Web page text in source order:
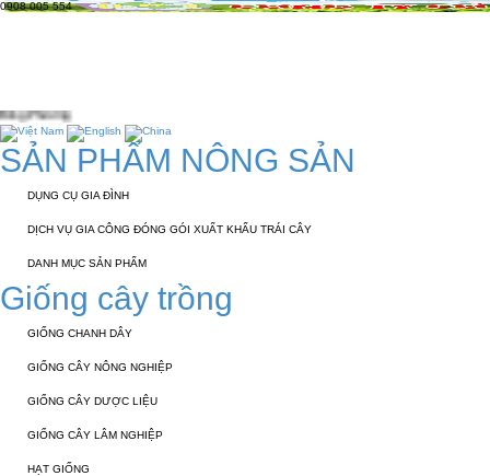
0908 005 554
SẢN PHẨM NÔNG SẢN
DỤNG CỤ GIA ĐÌNH
DỊCH VỤ GIA CÔNG ĐÓNG GÓI XUẤT KHẨU TRÁI CÂY
DANH MỤC SẢN PHẨM
Giống cây trồng
GIỐNG CHANH DÂY
GIỐNG CÂY NÔNG NGHIỆP
GIỐNG CÂY DƯỢC LIỆU
GIỐNG CÂY LÂM NGHIỆP
HẠT GIỐNG